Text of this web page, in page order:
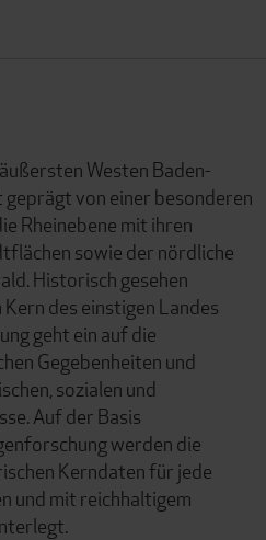
Westen Baden-
von einer besonderen
Rheinebene mit ihren
sowie der nördliche
Historisch gesehen
des einstigen Landes
geht ein auf die
Gegebenheiten und
sozialen und
Auf der Basis
werden die
Kerndaten für jede
und mit reichhaltigem